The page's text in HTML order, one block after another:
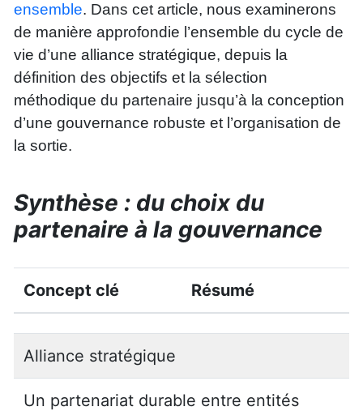
ensemble. Dans cet article, nous examinerons
de manière approfondie l’ensemble du cycle de
vie d’une alliance stratégique, depuis la
définition des objectifs et la sélection
méthodique du partenaire jusqu’à la conception
d’une gouvernance robuste et l’organisation de
la sortie.
Synthèse : du choix du
partenaire à la gouvernance
Concept clé Résumé
Alliance stratégique
Un partenariat durable entre entités